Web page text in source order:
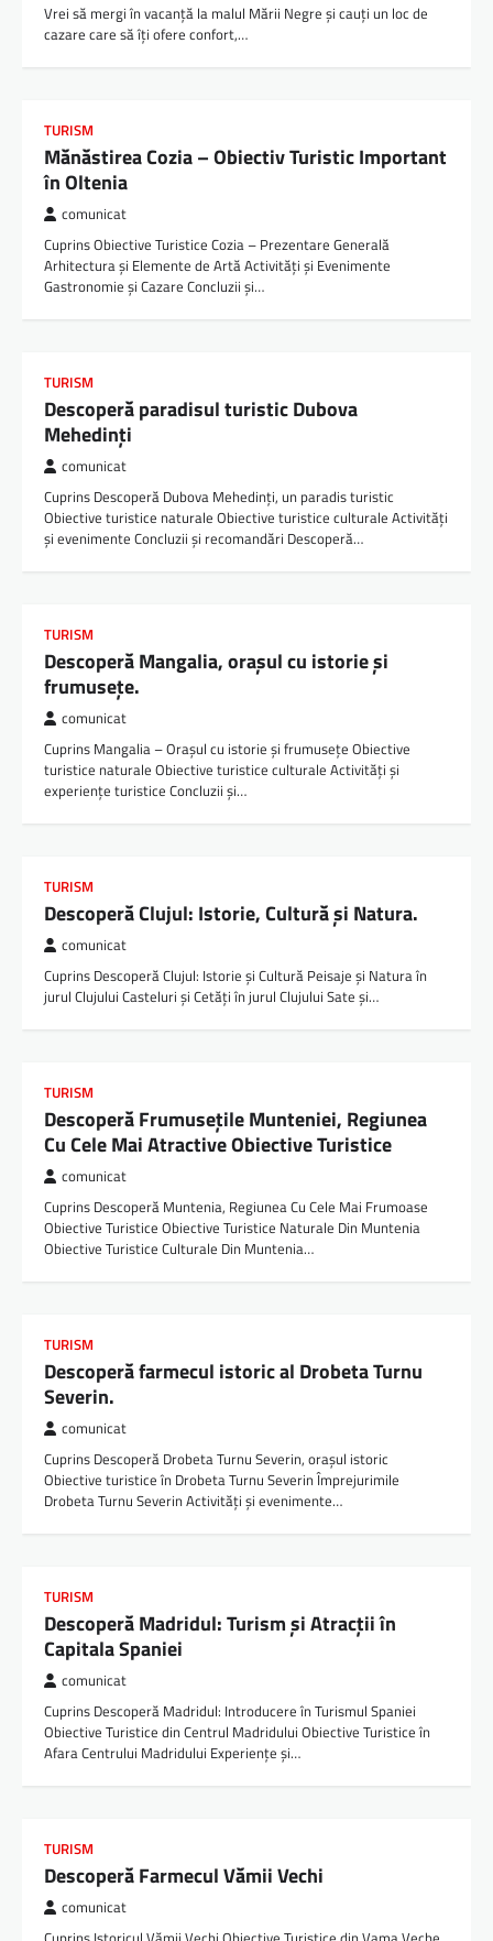
Vrei să mergi în vacanță la malul Mării Negre și cauți un loc de
cazare care să îți ofere confort,…
TURISM
Mănăstirea Cozia – Obiectiv Turistic Important
în Oltenia
comunicat
Cuprins Obiective Turistice Cozia – Prezentare Generală
Arhitectura și Elemente de Artă Activități și Evenimente
Gastronomie și Cazare Concluzii și…
TURISM
Descoperă paradisul turistic Dubova
Mehedinți
comunicat
Cuprins Descoperă Dubova Mehedinți, un paradis turistic
Obiective turistice naturale Obiective turistice culturale Activități
și evenimente Concluzii și recomandări Descoperă…
TURISM
Descoperă Mangalia, orașul cu istorie și
frumusețe.
comunicat
Cuprins Mangalia – Orașul cu istorie și frumusețe Obiective
turistice naturale Obiective turistice culturale Activități și
experiențe turistice Concluzii și…
TURISM
Descoperă Clujul: Istorie, Cultură și Natura.
comunicat
Cuprins Descoperă Clujul: Istorie și Cultură Peisaje și Natura în
jurul Clujului Casteluri și Cetăți în jurul Clujului Sate și…
TURISM
Descoperă Frumusețile Munteniei, Regiunea
Cu Cele Mai Atractive Obiective Turistice
comunicat
Cuprins Descoperă Muntenia, Regiunea Cu Cele Mai Frumoase
Obiective Turistice Obiective Turistice Naturale Din Muntenia
Obiective Turistice Culturale Din Muntenia…
TURISM
Descoperă farmecul istoric al Drobeta Turnu
Severin.
comunicat
Cuprins Descoperă Drobeta Turnu Severin, orașul istoric
Obiective turistice în Drobeta Turnu Severin Împrejurimile
Drobeta Turnu Severin Activități și evenimente…
TURISM
Descoperă Madridul: Turism și Atracții în
Capitala Spaniei
comunicat
Cuprins Descoperă Madridul: Introducere în Turismul Spaniei
Obiective Turistice din Centrul Madridului Obiective Turistice în
Afara Centrului Madridului Experiențe și…
TURISM
Descoperă Farmecul Vămii Vechi
comunicat